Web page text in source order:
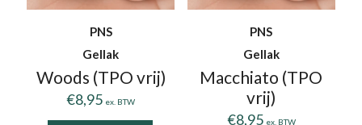
PNS
Gellak
Woods (TPO vrij)
€8,95 ex. BTW
PNS
Gellak
Macchiato (TPO
vrij)
€8,95 ex. BTW